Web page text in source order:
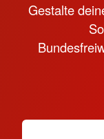
Gestalte